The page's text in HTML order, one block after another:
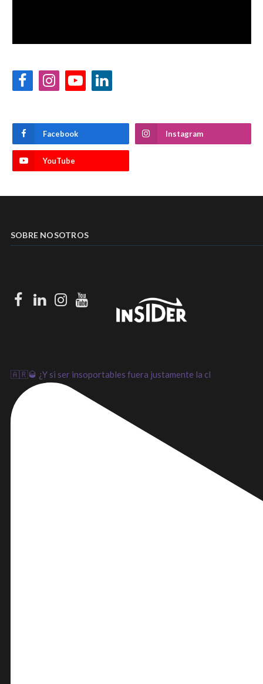
FacebookInstagramYouTubeLinkedIn
Facebook Instagram
YouTube
SOBRE NOSOTROS
Facebook
LinkedIn
Instagram
Youtube
🇦🇷🥃 ¿Y si ser insoportables fuera justamente la cl